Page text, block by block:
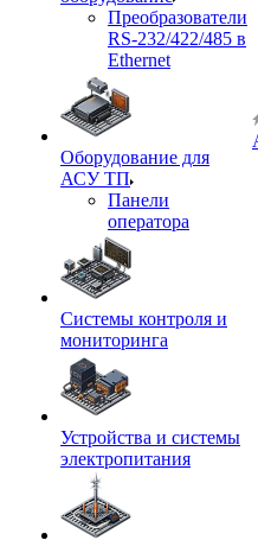
Преобразователи
RS-232/422/485 в
Ethernet
Оборудование для
АСУ ТП
Панели
оператора
Системы контроля и
мониторинга
Устройства и системы
электропитания